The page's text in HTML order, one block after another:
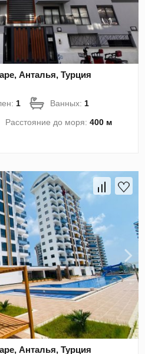
Анталья, Турция
1 Ванных:1
Расстояние до моря:400 м
Анталья, Турция